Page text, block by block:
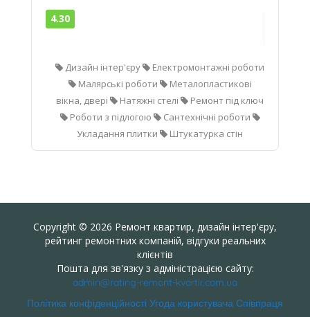
4.30
Дизайн інтер'єру
Електромонтажні роботи
Малярські роботи
Металопластикові
вікна, двері
Натяжні стелі
Ремонт під ключ
Роботи з підлогою
Сантехнічні роботи
Укладання плитки
Штукатурка стін
Copyright © 2026 Ремонт квартир, дизайн інтер'єру,
рейтинг ремонтних компаній, відгуки реальних
клієнтів
Пошта для зв'язку з адміністрацією сайту:
admin@rating-remont-kvartir.com.ua
Політика конфіденційності Угода користувача Співпраця